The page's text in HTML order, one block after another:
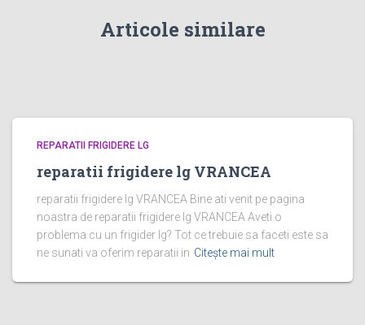
Articole similare
REPARATII FRIGIDERE LG
reparatii frigidere lg VRANCEA
reparatii frigidere lg VRANCEA Bine ati venit pe pagina
noastra de reparatii frigidere lg VRANCEA Aveti o
problema cu un frigider lg? Tot ce trebuie sa faceti este sa
ne sunati va oferim reparatii in Citește mai mult